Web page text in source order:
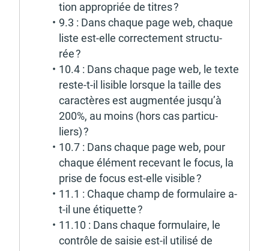
tion appro­priée de titres ?
9.3 : Dans chaque page web, chaque
liste est-elle correc­te­ment struc­tu­
rée ?
10.4 : Dans chaque page web, le texte
reste-t-il lisible lorsque la taille des
carac­tères est augmen­tée jusqu’à
200%, au moins (hors cas parti­cu­
liers) ?
10.7 : Dans chaque page web, pour
chaque élément rece­vant le focus, la
prise de focus est-elle visible ?
11.1 : Chaque champ de formu­laire a-
t-il une étiquette ?
11.10 : Dans chaque formu­laire, le
contrôle de saisie est-il utilisé de